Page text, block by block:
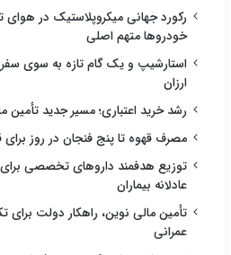
رکورد جهانی میکروپلاستیک در هوای
خودروها متهم اصلی
استارشیپ و یک گام تازه به سوی
ارزان
رشد خرید اعتباری؛ مسیر جدید تأمین
مصرف قهوه تا پنج فنجان در روز
توزیع هدفمند داروهای تخصصی
عادلانه بیماران
تأمین مالی نوین، راهکار دولت
عمرانی